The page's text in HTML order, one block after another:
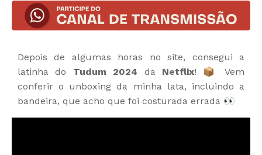
Depois de algumas horas no site, consegui a
latinha do Tudum 2024 da Netflix! 📦 Vem
conferir o unboxing da minha lata, incluindo a
bandeira, que acho que foi costurada errada 👀